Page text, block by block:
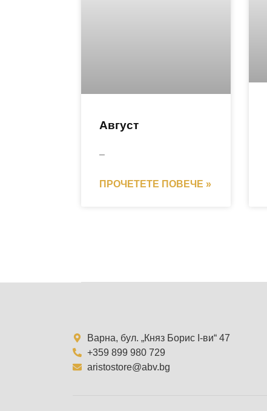
Август
–
ПРОЧЕТЕТЕ ПОВЕЧЕ »
Варна, бул. „Княз Борис I-ви“ 47
+359 899 980 729
aristostore@abv.bg